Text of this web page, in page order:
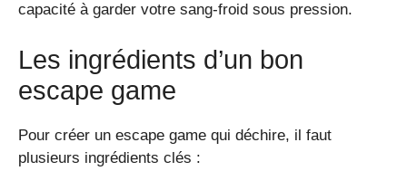
capacité à garder votre sang-froid sous pression.
Les ingrédients d’un bon
escape game
Pour créer un escape game qui déchire, il faut
plusieurs ingrédients clés :